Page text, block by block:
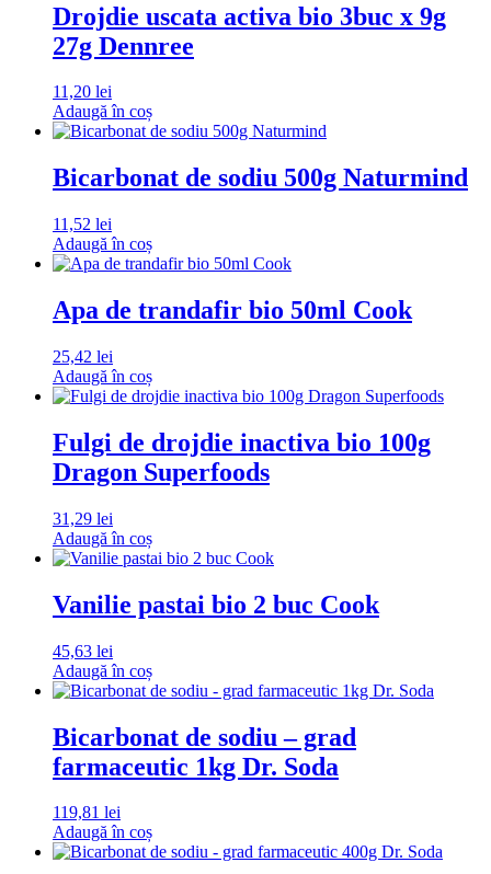
Drojdie uscata activa bio 3buc x 9g
27g Dennree
11,20 lei
Adaugă în coș
Bicarbonat de sodiu 500g Naturmind
11,52 lei
Adaugă în coș
Apa de trandafir bio 50ml Cook
25,42 lei
Adaugă în coș
Fulgi de drojdie inactiva bio 100g
Dragon Superfoods
31,29 lei
Adaugă în coș
Vanilie pastai bio 2 buc Cook
45,63 lei
Adaugă în coș
Bicarbonat de sodiu – grad
farmaceutic 1kg Dr. Soda
119,81 lei
Adaugă în coș